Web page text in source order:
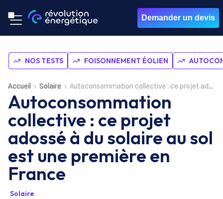
Demander un devis
NOS TESTS FOISONNEMENT ÉOLIEN
Accueil Solaire Autoconsommation collective : ce projet adossé à du solaire au sol est une première en France
Autoconsommation
collective : ce projet
adossé à du solaire au sol
est une première en
France
Solaire